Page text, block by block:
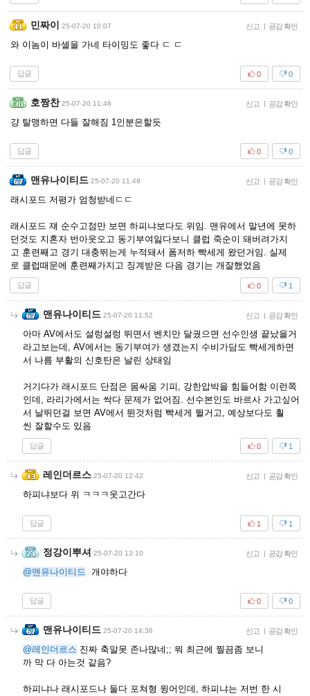
민짜이 25-07-20 10:07 신고 | 공감 확인
와 이놈이 바셀을 가네 타이밍도 좋다 ㄷ ㄷ
답글 0
0
호짱찬 25-07-20 11:46 신고 | 공감 확인
걍 탈맹하면 다들 잘해짐 1인분은할듯
답글 0
0
맨유나이티드 25-07-20 11:49 신고 | 공감 확인
래시포드 저평가 엄청받네ㄷㄷ
래시포드 쟤 순수고점만 보면 하피냐보다도 위임. 맨유에서 말년에 못하
던것도 지혼자 번아웃오고 동기부여잃다보니 클럽 죽순이 돼버려가지
고 훈련째고 경기 대충뛰는게 누적돼서 폼저하 빡세게 왔던거임. 실제
로 클럽때문에 훈련째가지고 징계받은 다음 경기는 개잘했었음
답글 1
0
맨유나이티드 25-07-20 11:52 신고 | 공감 확인
아마 AV에서도 설렁설렁 뛰면서 벤치만 달궜으면 선수인생 끝났을거
라고보는데, AV에서는 동기부여가 생겼는지 수비가담도 빡세게하면
서 나름 부활의 신호탄은 날린 상태임
거기다가 래시포드 단점은 몸싸움 기피, 강한압박을 힘들어함 이런쪽
인데, 라리가에서는 싹다 문제가 없어짐. 선수본인도 바르사 가고싶어
서 날뛰던걸 보면 AV에서 뛴것처럼 빡세게 뛸거고, 예상보다도 훨
씬 잘할수도 있음
답글 1
0
레인더르스 25-07-20 12:42 신고 | 공감 확인
하피냐보다 위 ㅋㅋㅋ웃고간다
답글 1
1
정강이뿌셔 25-07-20 13:10 신고 | 공감 확인
@맨유나이티드 개야하다
답글 0
0
맨유나이티드 25-07-20 14:36 신고 | 공감 확인
@레인더르스 진짜 축알못 존나많네;; 뭐 최근에 찔끔좀 보니
까 막 다 아는것 같음?
하피냐나 래시포드나 둘다 포쳐형 윙어인데, 하피냐는 저번 한 시